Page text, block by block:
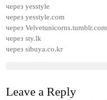
через yesstyle
через yesstyle.com
через Velvetunicorns.tumblr.com
через sty.lk
через sibuya.co.kr
Leave a Reply